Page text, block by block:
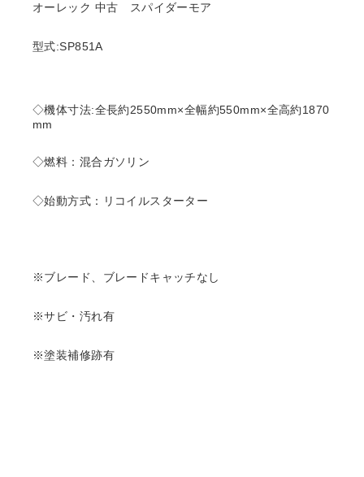
オーレック 中古 スパイダーモア
型式:SP851A
◇機体寸法:全長約2550mm×全幅約550mm×全高約1870
mm
◇燃料：混合ガソリン
◇始動方式：リコイルスターター
※ブレード、ブレードキャッチなし
※サビ・汚れ有
※塗装補修跡有